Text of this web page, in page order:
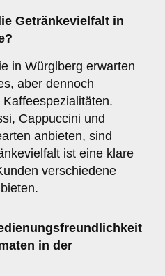
Getränkevielfalt in
in Würglberg erwarten
aber dennoch
Cappuccini und
anbieten, sind
ist eine klare
verschiedene
in der